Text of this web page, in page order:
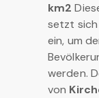
km2
setzt
ein, um
werden.
von